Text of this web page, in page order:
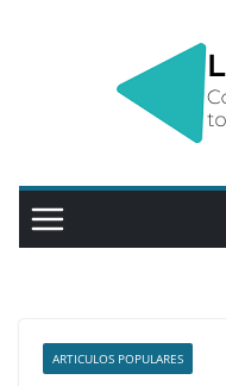
ARTICULOS POPULARES